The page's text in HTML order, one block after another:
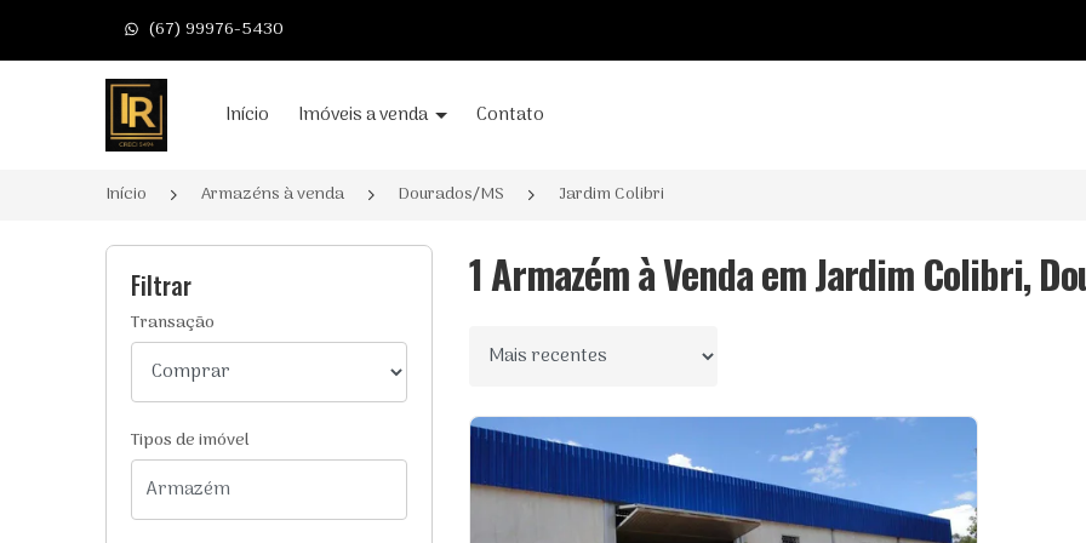
(67) 99976-5430
Página inicialInício Imóveis a venda Contato
Início Armazéns à venda Dourados/MS Jardim Colibri
Filtrar
Transação
Tipos de imóvel
1 Armazém à Venda em Jardim Colibri,
Ordenar por